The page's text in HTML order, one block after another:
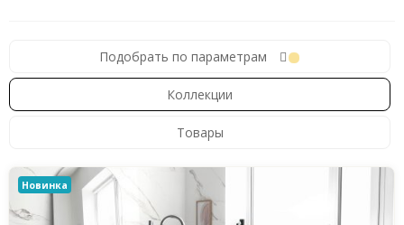
Подобрать по параметрам
Коллекции
Товары
Новинка